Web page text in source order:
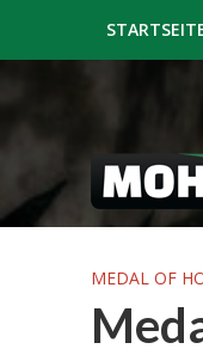
MEDAL OF